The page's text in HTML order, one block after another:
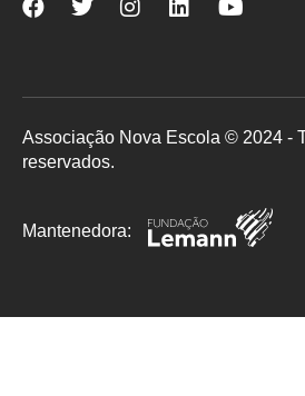
Nova
Facebook
Nova
Twitter
Nova
Instagram
Nova
LinkedIn
Associação Nova Escola © 2024 -
reservados.
Mantenedora: